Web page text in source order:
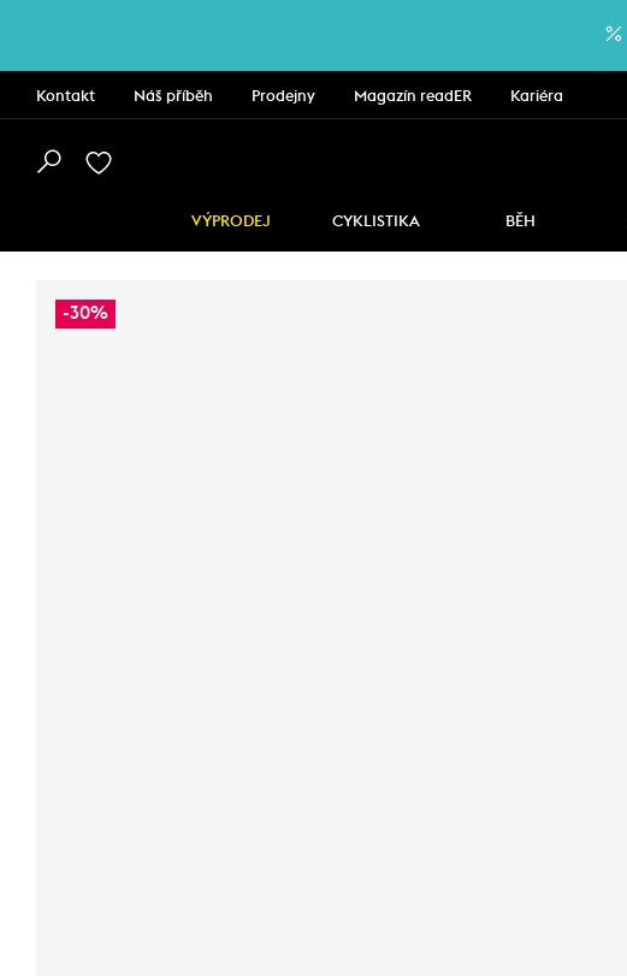
Kontakt Náš příběh Prodejny Magazín readER Kariéra
VÝPRODEJ CYKLISTIKA BĚH
-30%